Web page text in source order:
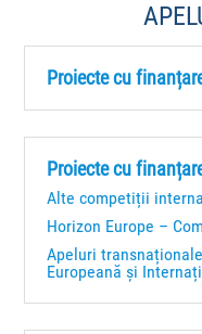
Proiecte cu
Proiecte cu
Alte competiții
Horizon Europe –
Apeluri
Europeană și